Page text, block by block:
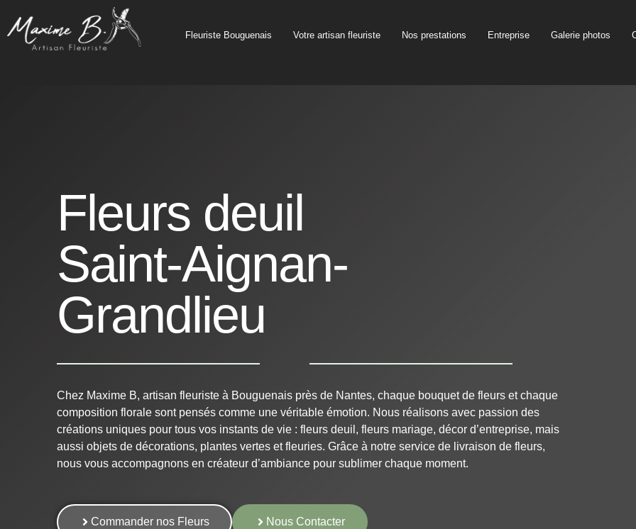
principal
Fleuriste Bouguenais Votre artisan fleuriste Nos prestations Entreprise Galerie photos
Fleurs deuil
Saint-Aignan-
Grandlieu
Chez Maxime B, artisan fleuriste à Bouguenais près de Nantes, chaque bouquet de fleurs et chaque
composition florale sont pensés comme une véritable émotion. Nous réalisons avec passion des
créations uniques pour tous vos instants de vie : fleurs deuil, fleurs mariage, décor d’entreprise, mais
aussi objets de décorations, plantes vertes et fleuries. Grâce à notre service de livraison de fleurs,
nous vous accompagnons en créateur d’ambiance pour sublimer chaque moment.
Commander nos Fleurs Nous Contacter